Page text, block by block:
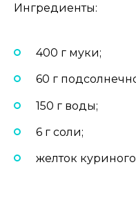
Ингредиенты:
400 г муки;
60 г
150 г воды;
6 г соли;
желток